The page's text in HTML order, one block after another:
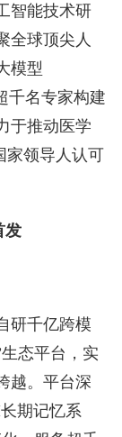
智能技术研
全球顶尖人
模型
千名专家构建
于推动医学
家领导人认可
发
研千亿跨模
态平台，实
越。平台深
期记忆系